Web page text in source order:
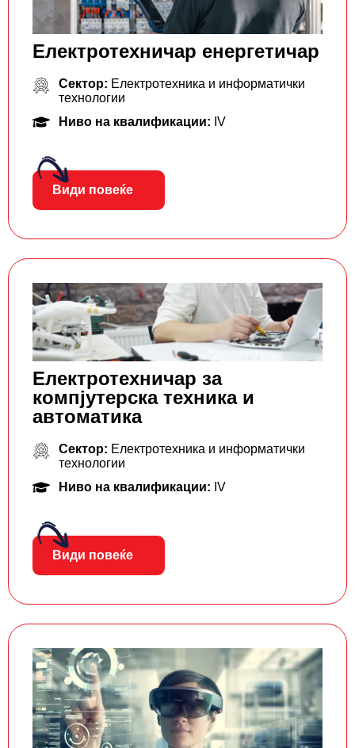
Електротехничар енергетичар
Сектор: Електротехника и информатички
технологии
Ниво на квалификации: IV
Види повеќе
Електротехничар за
компјутерска техника и
автоматика
Сектор: Електротехника и информатички
технологии
Ниво на квалификации: IV
Види повеќе